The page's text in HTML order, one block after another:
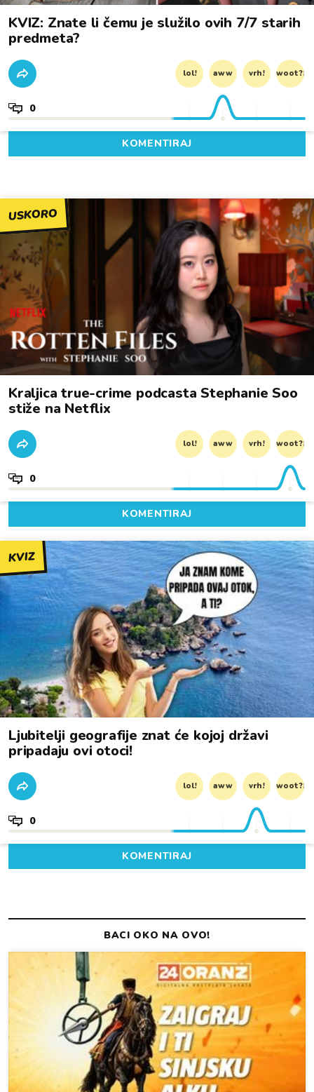
KVIZ: Znate li čemu je služilo ovih 7/7 starih
predmeta?
lol! aww vrh! woot?!
0
KOMENTIRAJ
USKORO
Kraljica true-crime podcasta Stephanie Soo
stiže na Netflix
lol! aww vrh! woot?!
0
KOMENTIRAJ
KVIZ
Ljubitelji geografije znat će kojoj državi
pripadaju ovi otoci!
lol! aww vrh! woot?!
0
KOMENTIRAJ